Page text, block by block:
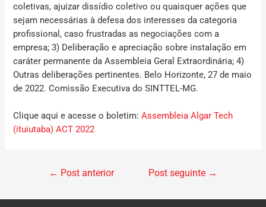
coletivas, ajuizar dissídio coletivo ou quaisquer ações que
sejam necessárias à defesa dos interesses da categoria
profissional, caso frustradas as negociações com a
empresa; 3) Deliberação e apreciação sobre instalação em
caráter permanente da Assembleia Geral Extraordinária; 4)
Outras deliberações pertinentes. Belo Horizonte, 27 de maio
de 2022. Comissão Executiva do SINTTEL-MG.
Clique aqui e acesse o boletim:Assembleia Algar Tech
(ituiutaba) ACT 2022
← Post anterior Post seguinte →